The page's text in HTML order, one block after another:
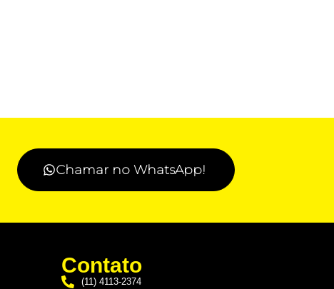
Chamar no WhatsApp!
Contato
(11) 4113-2374